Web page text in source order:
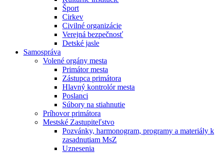
Šport
Cirkev
Civilné organizácie
Verejná bezpečnosť
Detské jasle
Samospráva
Volené orgány mesta
Primátor mesta
Zástupca primátora
Hlavný kontrolór mesta
Poslanci
Súbory na stiahnutie
Príhovor primátora
Mestské Zastupiteľstvo
Pozvánky, harmonogram, programy a materiály k
zasadnutiam MsZ
Uznesenia